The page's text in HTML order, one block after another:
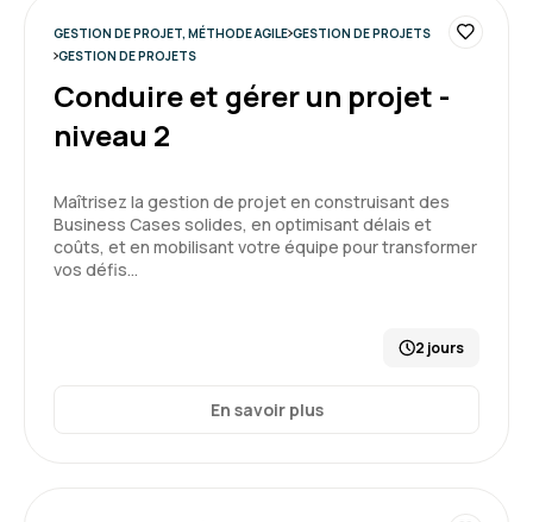
GESTION DE PROJET, MÉTHODE AGILE GESTION DE PROJETS
GESTION DE PROJETS
Conduire et gérer un projet -
niveau 2
Maîtrisez la gestion de projet en construisant des
Business Cases solides, en optimisant délais et
coûts, et en mobilisant votre équipe pour transformer
vos défis…
2 jours
En savoir plus